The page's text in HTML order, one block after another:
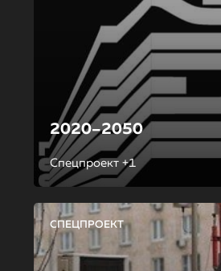
2020–2050
Спецпроект +1
СПЕЦПРОЕКТ